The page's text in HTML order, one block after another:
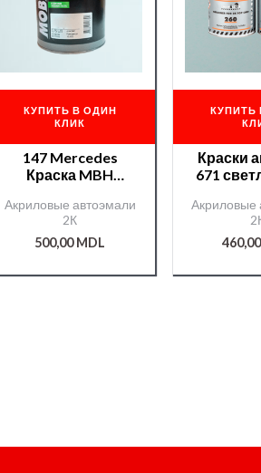
КУПИТЬ В ОДИН
КЛИК
147 Mercedes
Краска MBH
0
0,375л./000000275/
Акриловые автоэмали
2К
500,00MDL
КУПИТЬ
Краски
671
Акриловые
460,00